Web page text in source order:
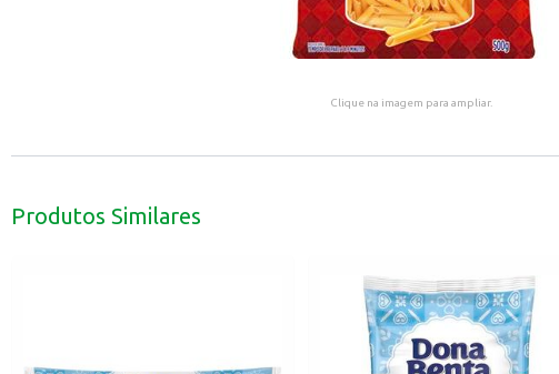
Clique na imagem para ampliar.
Produtos Similares